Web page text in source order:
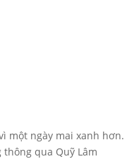
một ngày mai xanh hơn.
qua Quỹ Lâm